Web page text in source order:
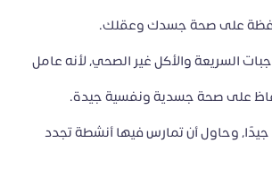
على صحة جسدك وعقلك.
السريعة والأكل غير الصحي، لأنه عامل
على صحة جسدية ونفسية جيدة.
وحاول أن تمارس فيها أنشطة تجدد